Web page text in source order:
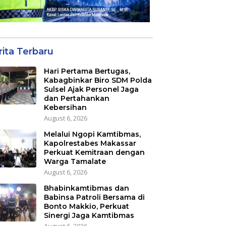
Terbaru
Hari Pertama Bertugas,
Kabagbinkar Biro SDM Polda
Sulsel Ajak Personel Jaga
dan Pertahankan
Kebersihan
August 6, 2026
Melalui Ngopi Kamtibmas,
Kapolrestabes Makassar
Perkuat Kemitraan dengan
Warga Tamalate
August 6, 2026
Bhabinkamtibmas dan
Babinsa Patroli Bersama di
Bonto Makkio, Perkuat
Sinergi Jaga Kamtibmas